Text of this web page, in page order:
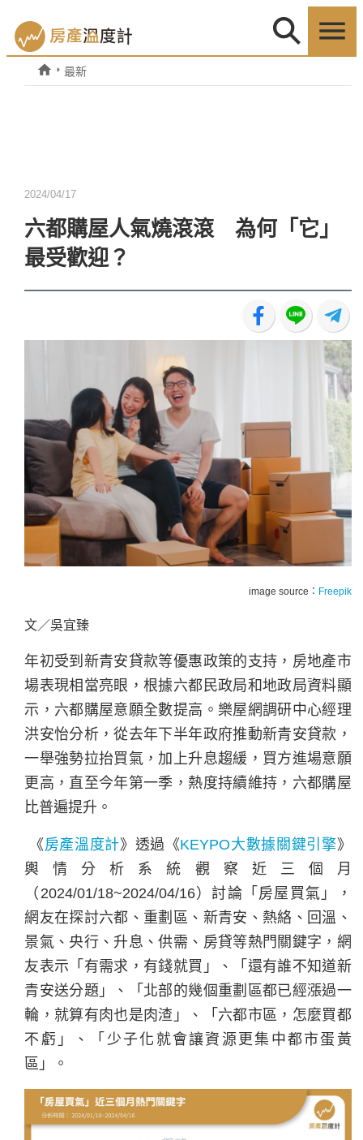
最新
2024/04/17
六都購屋人氣燒滾滾 為何「它」
最受歡迎？
image source： Freepik
文／吳宜臻
年初受到新青安貸款等優惠政策的支持，房地產市
場表現相當亮眼，根據六都民政局和地政局資料顯
示，六都購屋意願全數提高。樂屋網調研中心經理
洪安怡分析，從去年下半年政府推動新青安貸款，
一舉強勢拉抬買氣，加上升息趨緩，買方進場意願
更高，直至今年第一季，熱度持續維持，六都購屋
比普遍提升。
《房產溫度計》透過《KEYPO大數據關鍵引擎》
輿情分析系統觀察近三個月
（2024/01/18~2024/04/16）討論「房屋買氣」，
網友在探討六都、重劃區、新青安、熱絡、回溫、
景氣、央行、升息、供需、房貸等熱門關鍵字，網
友表示「有需求，有錢就買」、「還有誰不知道新
青安送分題」、「北部的幾個重劃區都已經漲過一
輪，就算有肉也是肉渣」、「六都市區，怎麼買都
不虧」、「少子化就會讓資源更集中都市蛋黃
區」
。